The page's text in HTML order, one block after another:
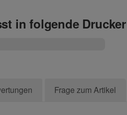
in folgende
Frage zum Artikel